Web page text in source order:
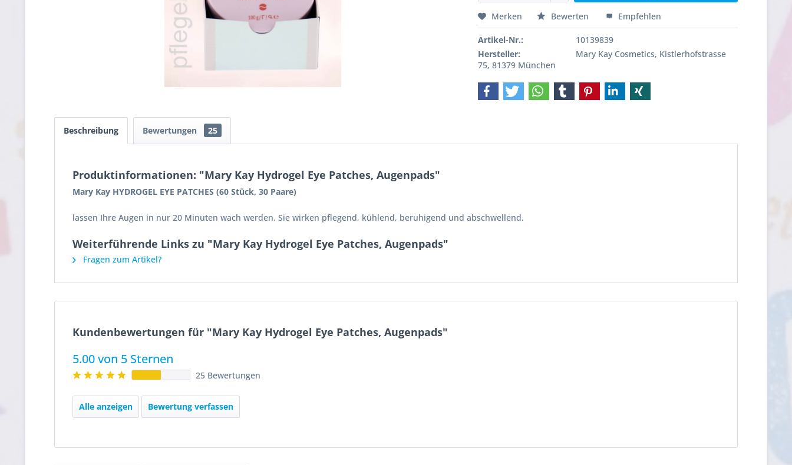
Merken Bewerten Empfehlen
Artikel-Nr.:
10139839
Hersteller:
Mary Kay Cosmetics, Kistlerhofstrasse
75, 81379 München
Beschreibung Bewertungen 25
Produktinformationen: "Mary Kay Hydrogel Eye Patches, Augenpads"
Mary Kay HYDROGEL EYE PATCHES (60 Stück, 30 Paare)
lassen Ihre Augen in nur 20 Minuten wach werden. Sie wirken pflegend, kühlend, beruhigend und abschwellend.
Weiterführende Links zu "Mary Kay Hydrogel Eye Patches, Augenpads"
Fragen zum Artikel?
Kundenbewertungen für "Mary Kay Hydrogel Eye Patches, Augenpads"
5.00 von 5 Sternen
25 Bewertungen
Alle anzeigen Bewertung verfassen